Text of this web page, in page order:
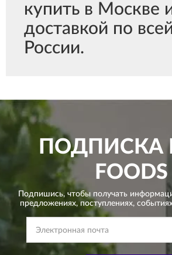
купить в Москве
доставкой по
России.
ПОДПИСКА
FOODS
Подпишись, чтобы получать
предложениях, поступлениях,